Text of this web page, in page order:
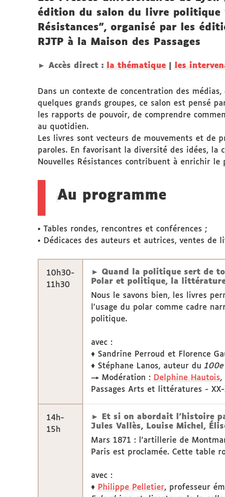
édition du salon du livre politique
Résistances", organisé par les
RJTP à la Maison des Passages
► Accès direct : la thématique les
Dans un contexte de concentration des
quelques grands groupes, ce salon est pensé
les rapports de pouvoir, de comprendre
au quotidien.
Les livres sont vecteurs de mouvements et de
paroles. En favorisant la diversité des idées, la
Nouvelles Résistances contribuent à enrichir
Au programme
▪ Tables rondes, rencontres et conférences ;
▪ Dédicaces des auteurs et autrices, ventes de
10h30-
11h30
► Quand la politique sert de
Polar et politique, la littérature
Nous le savons bien, les livres
l’usage du polar comme cadre
politique.
avec :
♦ Sandrine Perroud et Florence
♦ Stéphane Lanos, auteur du
→ Modération : Delphine Hautois,
Passages Arts et littératures -
14h-
15h
► Et si on abordait l’histoire
Jules Vallès, Louise Michel,
Mars 1871 : l’artillerie de
Paris est proclamée. Cette table
avec :
♦ Philippe Pelletier, professeur